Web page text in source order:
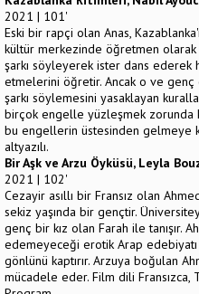
2021 | 101'
Eski bir rapçi olan Anas,
kültür merkezinde öğretmen olarak
şarkı söyleyerek ister dans ederek
etmelerini öğretir. Ancak o ve genç
şarkı söylemesini yasaklayan
birçok engelle yüzleşmek zorunda
bu engellerin üstesinden gelmeye
altyazılı.
Bir Aşk ve Arzu Öyküsü, Leyla
2021 | 102'
Cezayir asıllı bir Fransız olan
sekiz yaşında bir gençtir.
genç bir kız olan Farah ile tanışır.
edemeyeceği erotik Arap
gönlünü kaptırır. Arzuya boğulan
mücadele eder. Film dili Fransızca,